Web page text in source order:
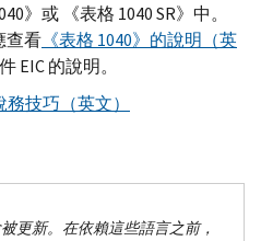
》或 《表格 1040SR》中。
查看 《表格 1040》的說明（英
EIC的說明。
技巧（英文）
更新。在依賴這些語言之前，